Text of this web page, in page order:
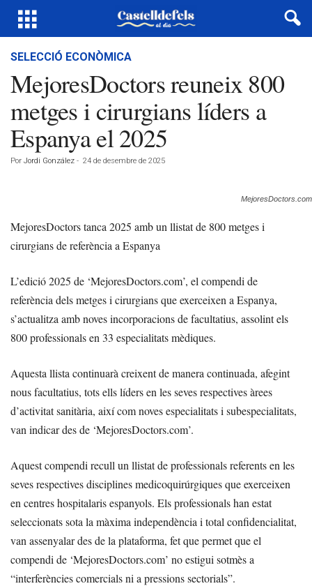
SELECCIÓ ECONÒMICA
MejoresDoctors reuneix 800
metges i cirurgians líders a
Espanya el 2025
Por Jordi González - 24 de desembre de 2025
MejoresDoctors.com
MejoresDoctors tanca 2025 amb un llistat de 800 metges i
cirurgians de referència a Espanya
L’edició 2025 de ‘MejoresDoctors.com’, el compendi de
referència dels metges i cirurgians que exerceixen a Espanya,
s’actualitza amb noves incorporacions de facultatius, assolint els
800 professionals en 33 especialitats mèdiques.
Aquesta llista continuarà creixent de manera continuada, afegint
nous facultatius, tots ells líders en les seves respectives àrees
d’activitat sanitària, així com noves especialitats i subespecialitats,
van indicar des de ‘MejoresDoctors.com’.
Aquest compendi recull un llistat de professionals referents en les
seves respectives disciplines medicoquirúrgiques que exerceixen
en centres hospitalaris espanyols. Els professionals han estat
seleccionats sota la màxima independència i total confidencialitat,
van assenyalar des de la plataforma, fet que permet que el
compendi de ‘MejoresDoctors.com’ no estigui sotmès a
“interferències comercials ni a pressions sectorials”.